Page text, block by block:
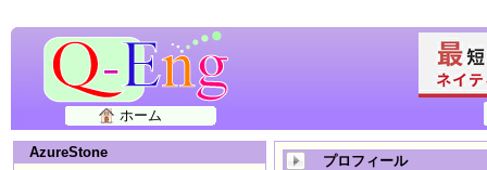
ホーム
AzureStone
プロフィール